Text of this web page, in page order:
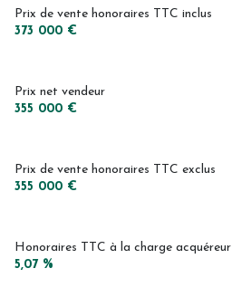
chambre
bureau
Prix de vente honoraires TTC inclus
373 000 €
Prix net vendeur
355 000 €
Prix de vente honoraires TTC exclus
355 000 €
Honoraires TTC à la charge acquéreur
5,07 %